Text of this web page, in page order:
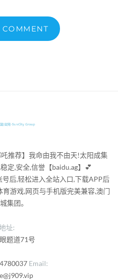
推荐】我命由我不由天!太阳成集
定,安全,信誉【baidu.ag】💕
后,轻松进入全站入口,下载APP后
游戏,网页与手机版完美兼容,澳门
集团。
址:
题道71号
Email